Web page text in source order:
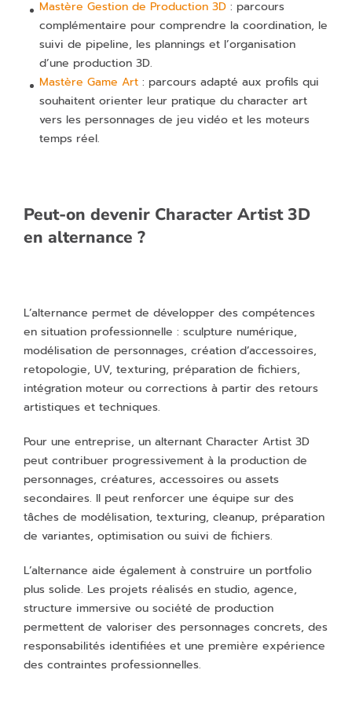
Mastère Gestion de Production 3D : parcours
complémentaire pour comprendre la coordination, le
suivi de pipeline, les plannings et l’organisation
d’une production 3D.
Mastère Game Art : parcours adapté aux profils qui
souhaitent orienter leur pratique du character art
vers les personnages de jeu vidéo et les moteurs
temps réel.
Peut-on devenir Character Artist 3D
en alternance ?
L’alternance permet de développer des compétences
en situation professionnelle : sculpture numérique,
modélisation de personnages, création d’accessoires,
retopologie, UV, texturing, préparation de fichiers,
intégration moteur ou corrections à partir des retours
artistiques et techniques.
Pour une entreprise, un alternant Character Artist 3D
peut contribuer progressivement à la production de
personnages, créatures, accessoires ou assets
secondaires. Il peut renforcer une équipe sur des
tâches de modélisation, texturing, cleanup, préparation
de variantes, optimisation ou suivi de fichiers.
L’alternance aide également à construire un portfolio
plus solide. Les projets réalisés en studio, agence,
structure immersive ou société de production
permettent de valoriser des personnages concrets, des
responsabilités identifiées et une première expérience
des contraintes professionnelles.